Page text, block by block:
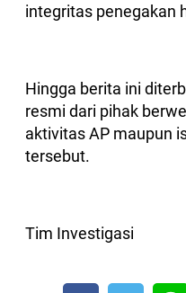
integritas penegakan
Hingga berita ini
resmi dari pihak
aktivitas AP maupun
tersebut.
Tim Investigasi